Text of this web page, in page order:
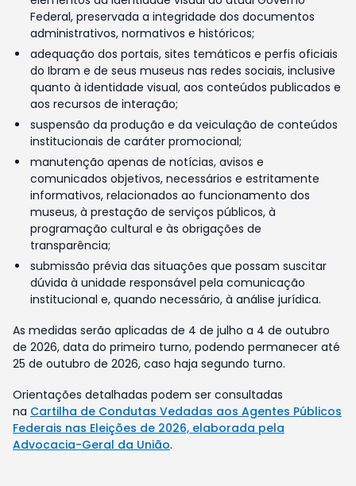
Federal, preservada a integridade dos documentos
administrativos, normativos e históricos;
adequação dos portais, sites temáticos e perfis oficiais
do Ibram e de seus museus nas redes sociais, inclusive
quanto à identidade visual, aos conteúdos publicados e
aos recursos de interação;
suspensão da produção e da veiculação de conteúdos
institucionais de caráter promocional;
manutenção apenas de notícias, avisos e
comunicados objetivos, necessários e estritamente
informativos, relacionados ao funcionamento dos
museus, à prestação de serviços públicos, à
programação cultural e às obrigações de
transparência;
submissão prévia das situações que possam suscitar
dúvida à unidade responsável pela comunicação
institucional e, quando necessário, à análise jurídica.
As medidas serão aplicadas de 4 de julho a 4 de outubro
de 2026, data do primeiro turno, podendo permanecer até
25 de outubro de 2026, caso haja segundo turno.
Orientações detalhadas podem ser consultadas
na Cartilha de Condutas Vedadas aos Agentes Públicos
Federais nas Eleições de 2026, elaborada pela
Advocacia-Geral da União.